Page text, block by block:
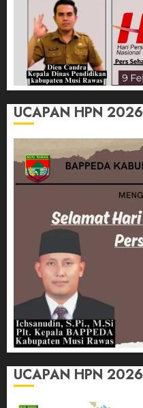
UCAPAN HPN 2026
UCAPAN HPN 2026